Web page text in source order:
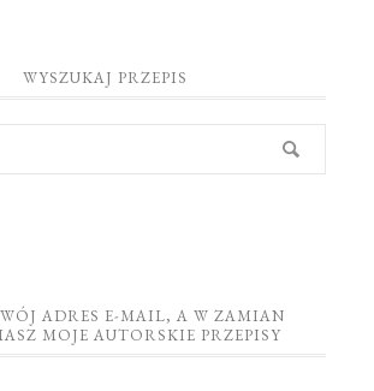
WYSZUKAJ PRZEPIS
ADRES E-MAIL, A W ZAMIAN
MOJE AUTORSKIE PRZEPISY